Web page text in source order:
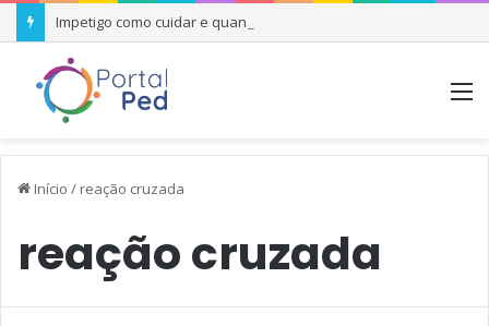
Impetigo como cuidar e quando se preocupar
Início / reação cruzada
reação cruzada